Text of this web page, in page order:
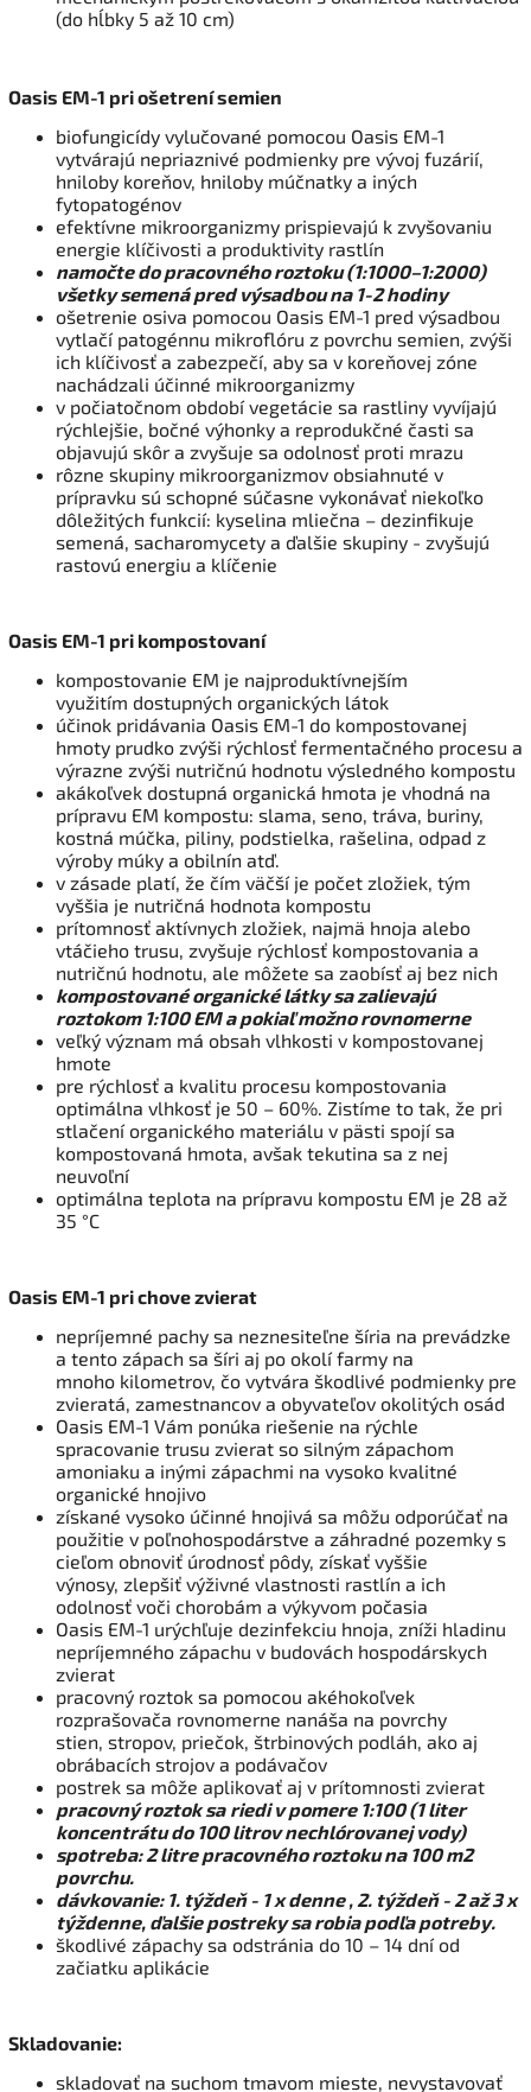
(do hĺbky 5 až 10 cm)
Oasis EM-1 pri ošetrení semien
biofungicídy vylučované pomocou Oasis EM-1
vytvárajú nepriaznivé podmienky pre vývoj fuzárií,
hniloby koreňov, hniloby múčnatky a iných
fytopatogénov
efektívne mikroorganizmy prispievajú k zvyšovaniu
energie klíčivosti a produktivity rastlín
namočte do pracovného roztoku (1:1000–1:2000)
všetky semená pred výsadbou na 1-2 hodiny
ošetrenie osiva pomocou Oasis EM-1 pred výsadbou
vytlačí patogénnu mikroflóru z povrchu semien, zvýši
ich klíčivosť a zabezpečí, aby sa v koreňovej zóne
nachádzali účinné mikroorganizmy
v počiatočnom období vegetácie sa rastliny vyvíjajú
rýchlejšie, bočné výhonky a reprodukčné časti sa
objavujú skôr a zvyšuje sa odolnosť proti mrazu
rôzne skupiny mikroorganizmov obsiahnuté v
prípravku sú schopné súčasne vykonávať niekoľko
dôležitých funkcií: kyselina mliečna – dezinfikuje
semená, sacharomycety a ďalšie skupiny - zvyšujú
rastovú energiu a klíčenie
Oasis EM-1 pri kompostovaní
kompostovanie EM je najproduktívnejším
využitím dostupných organických látok
účinok pridávania Oasis EM-1 do kompostovanej
hmoty prudko zvýši rýchlosť fermentačného procesu a
výrazne zvýši nutričnú hodnotu výsledného kompostu
akákoľvek dostupná organická hmota je vhodná na
prípravu EM kompostu: slama, seno, tráva, buriny,
kostná múčka, piliny, podstielka, rašelina, odpad z
výroby múky a obilnín atď.
v zásade platí, že čím väčší je počet zložiek, tým
vyššia je nutričná hodnota kompostu
prítomnosť aktívnych zložiek, najmä hnoja alebo
vtáčieho trusu, zvyšuje rýchlosť kompostovania a
nutričnú hodnotu, ale môžete sa zaobísť aj bez nich
kompostované organické látky sa zalievajú
roztokom 1:100 EM a pokiaľ možno rovnomerne
veľký význam má obsah vlhkosti v kompostovanej
hmote
pre rýchlosť a kvalitu procesu kompostovania
optimálna vlhkosť je 50 – 60%. Zistíme to tak, že pri
stlačení organického materiálu v pästi spojí sa
kompostovaná hmota, avšak tekutina sa z nej
neuvoľní
optimálna teplota na prípravu kompostu EM je 28 až
35 °C
Oasis EM-1 pri chove zvierat
nepríjemné pachy sa neznesiteľne šíria na prevádzke
a tento zápach sa šíri aj po okolí farmy na
mnoho kilometrov, čo vytvára škodlivé podmienky pre
zvieratá, zamestnancov a obyvateľov okolitých osád
Oasis EM-1 Vám ponúka riešenie na rýchle
spracovanie trusu zvierat so silným zápachom
amoniaku a inými zápachmi na vysoko kvalitné
organické hnojivo
získané vysoko účinné hnojivá sa môžu odporúčať na
použitie v poľnohospodárstve a záhradné pozemky s
cieľom obnoviť úrodnosť pôdy, získať vyššie
výnosy, zlepšiť výživné vlastnosti rastlín a ich
odolnosť voči chorobám a výkyvom počasia
Oasis EM-1 urýchľuje dezinfekciu hnoja, zníži hladinu
nepríjemného zápachu v budovách hospodárskych
zvierat
pracovný roztok sa pomocou akéhokoľvek
rozprašovača rovnomerne nanáša na povrchy
stien, stropov, priečok, štrbinových podláh, ako aj
obrábacích strojov a podávačov
postrek sa môže aplikovať aj v prítomnosti zvierat
pracovný roztok sa riedi v pomere 1:100 (1 liter
koncentrátu do 100 litrov nechlórovanej vody)
spotreba: 2 litre pracovného roztoku na 100 m2
povrchu.
dávkovanie: 1. týždeň - 1 x denne , 2. týždeň - 2 až 3 x
týždenne, ďalšie postreky sa robia podľapotreby.
škodlivé zápachy sa odstránia do 10 – 14 dní od
začiatku aplikácie
Skladovanie:
skladovať na suchom tmavom mieste, nevystavovať